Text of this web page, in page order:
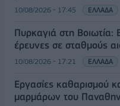
10/08/2026 - 17:45 ΕΛΛΑΔΑ
Πυρκαγιά στη Βοιωτία:
έρευνες σε σταθμούς
10/08/2026 - 17:21 ΕΛΛΑΔΑ
Εργασίες καθαρισμού
μαρμάρων του